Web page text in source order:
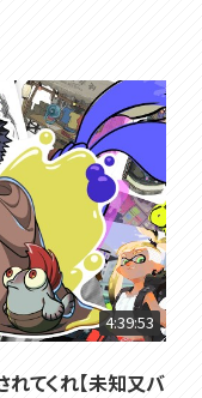
4:39:53
れてくれ【未知又バ